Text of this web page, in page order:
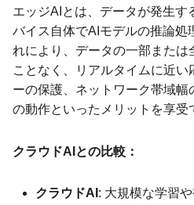
エッジAIとは、データが発生す
バイス自体でAIモデルの推論処
れにより、データの一部または
ことなく、リアルタイムに近
ーの保護、ネットワーク帯域
の動作といったメリットを享受
クラウドAIとの比較：
クラウドAI : 大規模な学習